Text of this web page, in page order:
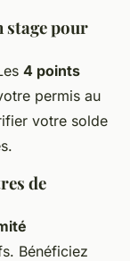
stage pour
4 points
permis au
votre solde
de
Bénéficiez